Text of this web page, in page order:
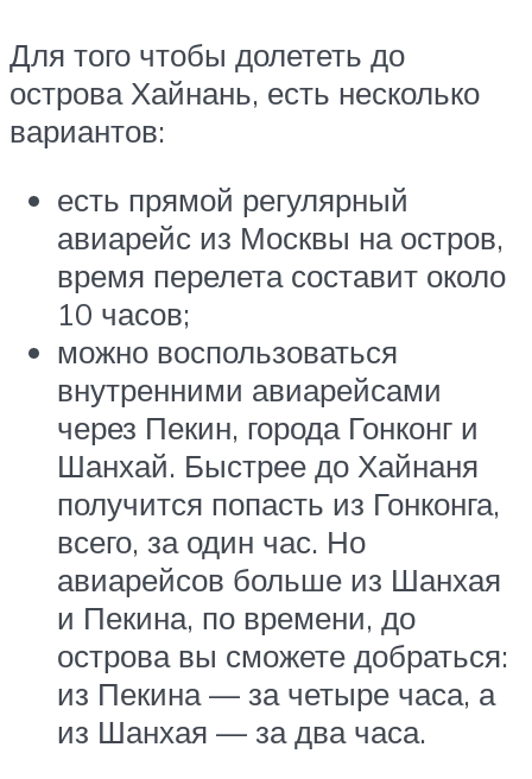
Для того чтобы долететь до
острова Хайнань, есть несколько
вариантов:
есть прямой регулярный
авиарейс из Москвы на остров,
время перелета составит около
10 часов;
можно воспользоваться
внутренними авиарейсами
через Пекин, города Гонконг и
Шанхай. Быстрее до Хайнаня
получится попасть из Гонконга,
всего, за один час. Но
авиарейсов больше из Шанхая
и Пекина, по времени, до
острова вы сможете добраться:
из Пекина — за четыре часа, а
из Шанхая — за два часа.